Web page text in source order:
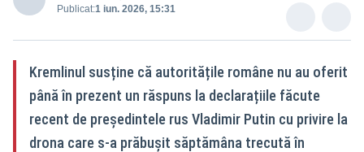
Publicat:1 iun. 2026, 15:31
Kremlinul susține că autoritățile române nu au oferit
până în prezent un răspuns la declarațiile făcute
recent de președintele rus Vladimir Putin cu privire la
drona care s-a prăbușit săptămâna trecută în